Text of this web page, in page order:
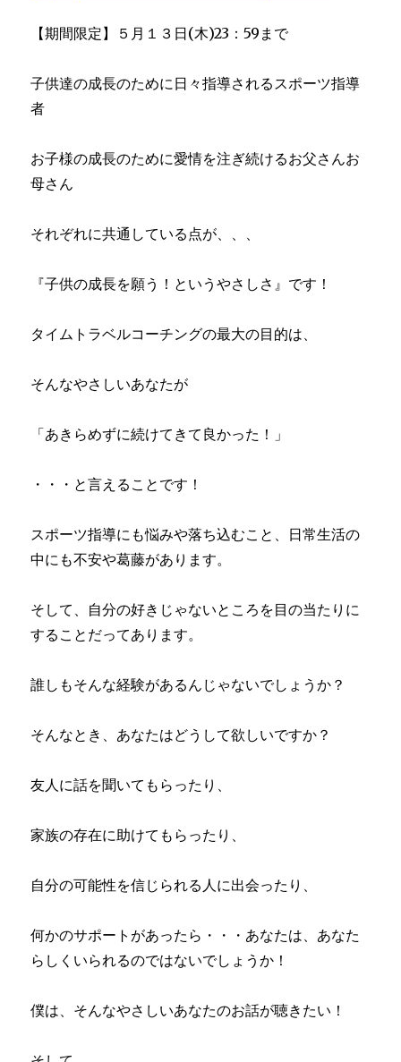
【期間限定】５月１３日(木)23：59まで
子供達の成長のために日々指導されるスポーツ指導
者
お子様の成長のために愛情を注ぎ続けるお父さんお
母さん
それぞれに共通している点が、、、
『子供の成長を願う！というやさしさ』です！
タイムトラベルコーチングの最大の目的は、
そんなやさしいあなたが
「あきらめずに続けてきて良かった！」
・・・と言えることです！
スポーツ指導にも悩みや落ち込むこと、日常生活の
中にも不安や葛藤があります。
そして、自分の好きじゃないところを目の当たりに
することだってあります。
誰しもそんな経験があるんじゃないでしょうか？
そんなとき、あなたはどうして欲しいですか？
友人に話を聞いてもらったり、
家族の存在に助けてもらったり、
自分の可能性を信じられる人に出会ったり、
何かのサポートがあったら・・・あなたは、あなた
らしくいられるのではないでしょうか！
僕は、そんなやさしいあなたのお話が聴きたい！